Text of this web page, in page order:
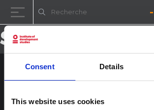
Consent Details
This website uses cookies
Passer au contenu
NYHQ2014-1419
Publié le23 janvier 2017(23 janvier 2017)